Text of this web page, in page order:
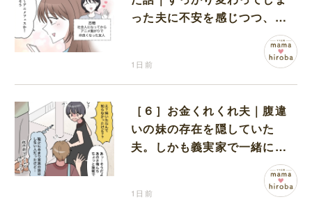
った夫に不安を感じつつ、友
人から誘われたアニメフェス
1日前
［６］お金くれくれ夫｜腹違
いの妹の存在を隠していた
夫。しかも義実家で一緒に暮
らすことになり困惑する妻
1日前